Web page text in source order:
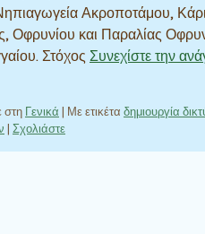
Ακροποτάμου,
Οφρυνίου και Παραλίας
Στόχος Συνεχίστε την
στη Γενικά | Με ετικέτα δημιουργία
| Σχολιάστε
άρθρων